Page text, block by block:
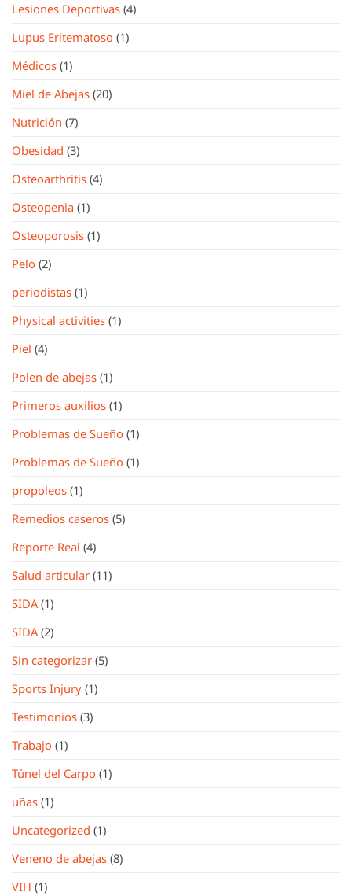
Lesiones Deportivas (4)
Lupus Eritematoso (1)
Médicos (1)
Miel de Abejas (20)
Nutrición (7)
Obesidad (3)
Osteoarthritis (4)
Osteopenia (1)
Osteoporosis (1)
Pelo (2)
periodistas (1)
Physical activities (1)
Piel (4)
Polen de abejas (1)
Primeros auxilios (1)
Problemas de Sueño (1)
Problemas de Sueño (1)
propoleos (1)
Remedios caseros (5)
Reporte Real (4)
Salud articular (11)
SIDA(1)
SIDA(2)
Sin categorizar (5)
Sports Injury (1)
Testimonios (3)
Trabajo (1)
Túnel del Carpo (1)
uñas (1)
Uncategorized (1)
Veneno de abejas (8)
VIH (1)